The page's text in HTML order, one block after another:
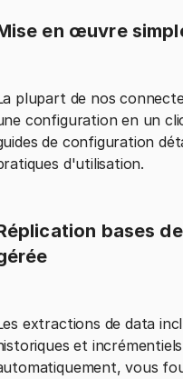
en œuvre
plupart de nos
configuration en un
de configuration
d'utilisation.
bases
extractions de data
et
vous